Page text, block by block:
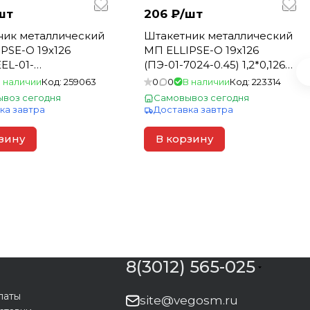
металлический
O 19х126
01-
0.5)
0,189м2)
наличииКод: 259063
сегодня
завтра
206 ₽/шт
Штакетник металлический
МП ELLIPSE-О 19х126
(ПЭ-01-7024-0.45) 1,2*0,126
серый графит (1шт= 0,151м2)
0 0 В наличииКод: 223314
Самовывоз сегодня
Доставка завтра
В корзину
8(3012) 565-025
site@vegosm.ru